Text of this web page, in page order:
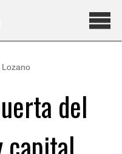
Lozano
del